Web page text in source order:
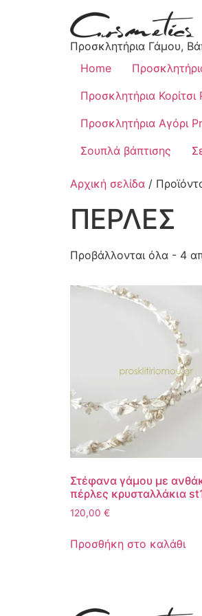
Προσκλητήρια Γάμου,
Home
Προσκλητήρια Κορίτσι
Προσκλητήρια Αγόρι
Σουπλά βάπτισης
Αρχική σελίδα /
ΠΕΡΛΕΣ
Προβάλλονται όλα - 4
Στέφανα γάμου με
πέρλες κρυσταλλάκια
120,00 €
Προσθήκη στο καλάθι